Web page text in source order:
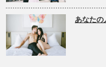
あなたの